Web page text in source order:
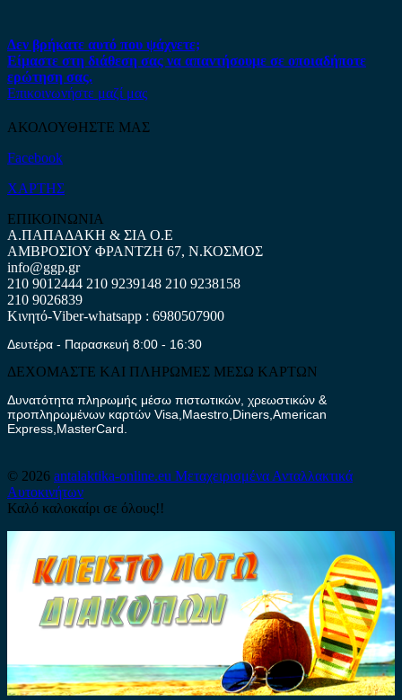
Δεν βρήκατε αυτό που ψάχνετε;
Είμαστε στη διάθεση σας να απαντήσουμε σε οποιαδήποτε
ερώτηση σας.
Επικοινωνήστε μαζί μας
ΑΚΟΛΟΥΘΗΣΤΕ ΜΑΣ
Facebook
ΧΑΡΤΗΣ
ΕΠΙΚΟΙΝΩΝΙΑ
Α.ΠΑΠΑΔΑΚΗ & ΣΙΑ Ο.Ε
ΑΜΒΡΟΣΙΟΥ ΦΡΑΝΤΖΗ 67, Ν.ΚΟΣΜΟΣ
info@ggp.gr
210 9012444 210 9239148 210 9238158
210 9026839
Κινητό-Viber-whatsapp : 6980507900
Δευτέρα - Παρασκευή 8:00 - 16:30
ΔΕΧΟΜΑΣΤΕ ΚΑΙ ΠΛΗΡΩΜΕΣ ΜΕΣΩ ΚΑΡΤΩΝ
Δυνατότητα πληρωμής μέσω πιστωτικών, χρεωστικών &
προπληρωμένων καρτών Visa,Maestro,Diners,American
Express,MasterCard.
© 2026 antalaktika-online.eu Μεταχειρισμένα Ανταλλακτικά
Αυτοκινήτων
Καλό καλοκαίρι σε όλους!!